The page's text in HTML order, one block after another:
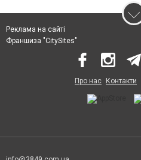
Реклама на сайті
Франшиза "CitySites"
Про нас Контакти